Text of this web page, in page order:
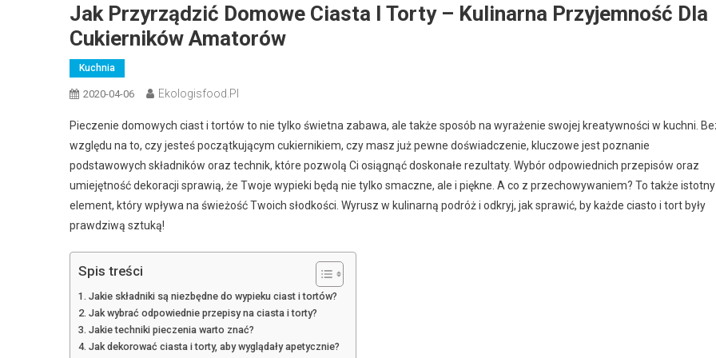
Jak Przyrządzić Domowe Ciasta I Torty – Kulinarna Przyjemność Dla
Cukierników Amatorów
Kuchnia
2020-04-06 Ekologisfood.pl
Pieczenie domowych ciast i tortów to nie tylko świetna zabawa, ale także sposób na wyrażenie swojej kreatywności w kuchni.
względu na to, czy jesteś początkującym cukiernikiem, czy masz już pewne doświadczenie, kluczowe jest poznanie
podstawowych składników oraz technik, które pozwolą Ci osiągnąć doskonałe rezultaty. Wybór odpowiednich przepisów oraz
umiejętność dekoracji sprawią, że Twoje wypieki będą nie tylko smaczne, ale i piękne. A co z przechowywaniem? To także istotny
element, który wpływa na świeżość Twoich słodkości. Wyrusz w kulinarną podróż i odkryj, jak sprawić, by każde ciasto i tort były
prawdziwą sztuką!
Spis treści
Jakie składniki są niezbędne do wypieku ciast i tortów?
Jak wybrać odpowiednie przepisy na ciasta i torty?
Jakie techniki pieczenia warto znać?
Jak dekorować ciasta i torty, aby wyglądały apetycznie?